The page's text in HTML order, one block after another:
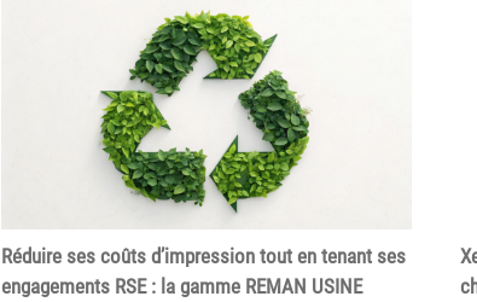
Réduire ses coûts d’impression tout en tenant ses
engagements RSE : la gamme REMAN USINE